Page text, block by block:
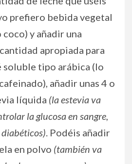
prefiero bebida vegetal
y añadir una
apropiada para
soluble tipo arábica (lo
añadir unas 4 o
líquida (la estevia va
la glucosa en sangre,
. Podéis añadir
en polvo (también va